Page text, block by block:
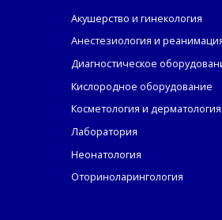
Водные
Очень слабое
терапия или
Механизм
Низкочастотный
макроочистку
микромассаж;
Акушерство и гинекология
Анестезиология и
Диагностическое
Кислородное оборудование
Косметология и дерматология
Лаборатория
Неонатология
Оториноларингология